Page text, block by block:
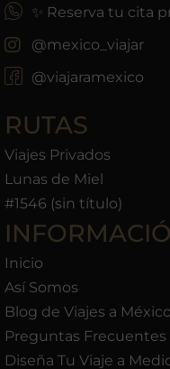
✨ Reserva tu cita
@mexico_viajar
@viajaramexico
RUTAS
Viajes Privados
Lunas de Miel
#1546 (sin título)
Inicio
Así Somos
Blog de Viajes a México
Preguntas Frecuentes
Diseña Tu Viaje a